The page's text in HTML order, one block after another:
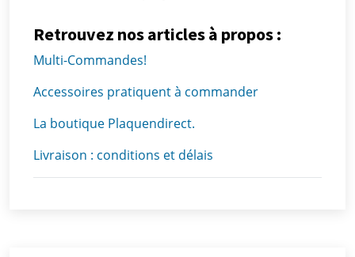
Retrouvez nos articles à propos :
Multi-Commandes!
Accessoires pratiquent à commander
La boutique Plaquendirect.
Livraison : conditions et délais